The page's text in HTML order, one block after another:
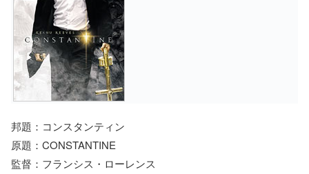
邦題：コンスタンティン
原題：CONSTANTINE
監督：フランシス・ローレンス